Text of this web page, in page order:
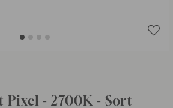
- 2700K - Sort